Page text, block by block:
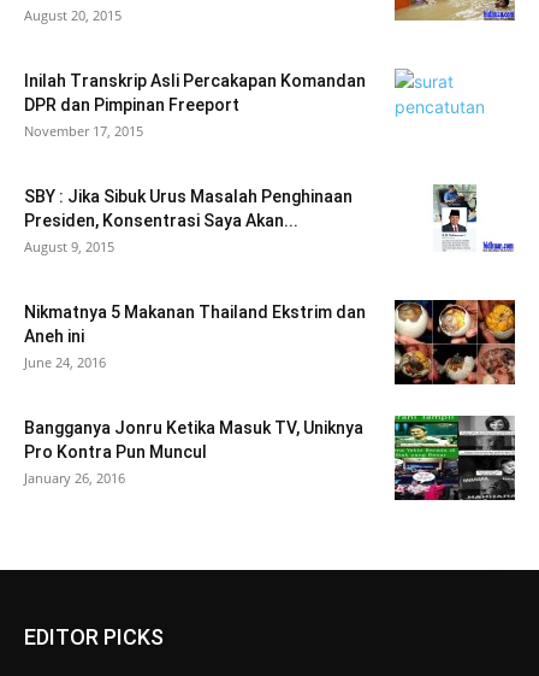
August 20, 2015
Inilah Transkrip Asli Percakapan Komandan
DPR dan Pimpinan Freeport
November 17, 2015
SBY : Jika Sibuk Urus Masalah Penghinaan
Presiden, Konsentrasi Saya Akan...
August 9, 2015
Nikmatnya 5 Makanan Thailand Ekstrim dan
Aneh ini
June 24, 2016
Bangganya Jonru Ketika Masuk TV, Uniknya
Pro Kontra Pun Muncul
January 26, 2016
EDITOR PICKS